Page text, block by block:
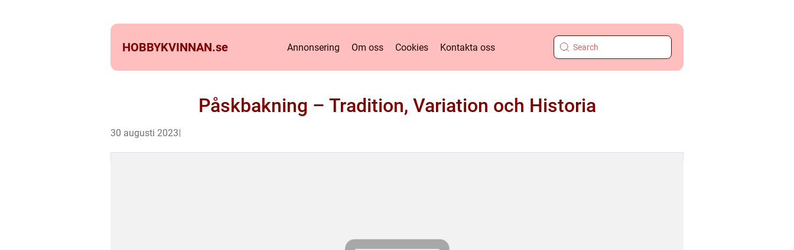
HOBBYKVINNAN.se Annonsering Om oss Cookies Kontakta oss
Påskbakning – Tradition, Variation och Historia
30 augusti 2023